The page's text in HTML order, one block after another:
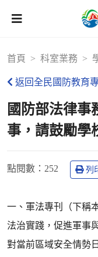
首頁 科室業務
返回全民國防教育
國防部法律事
事，請鼓勵學
點閱數 ：252 列
一、軍法專刊（下稱
法治實踐，促進軍事
對當前區域安全情勢